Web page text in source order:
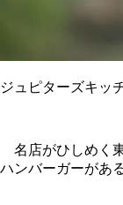
ジュピターズキッ
名店がひしめく
ハンバーガーがあ